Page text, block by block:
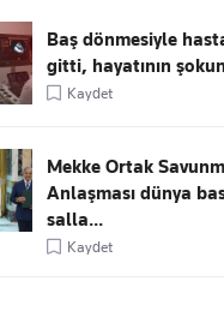
Baş dönmesiyle
gitti, hayatının
Kaydet
Mekke Ortak
Anlaşması dünya
salla...
Kaydet